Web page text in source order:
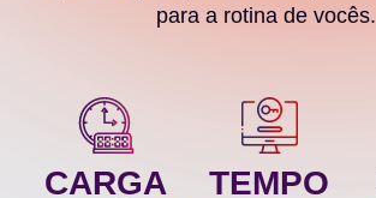
para a rotina de vocês.
CARGA
TEMPO